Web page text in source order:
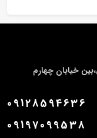
خیابان چهارم
09128594636
09197099538